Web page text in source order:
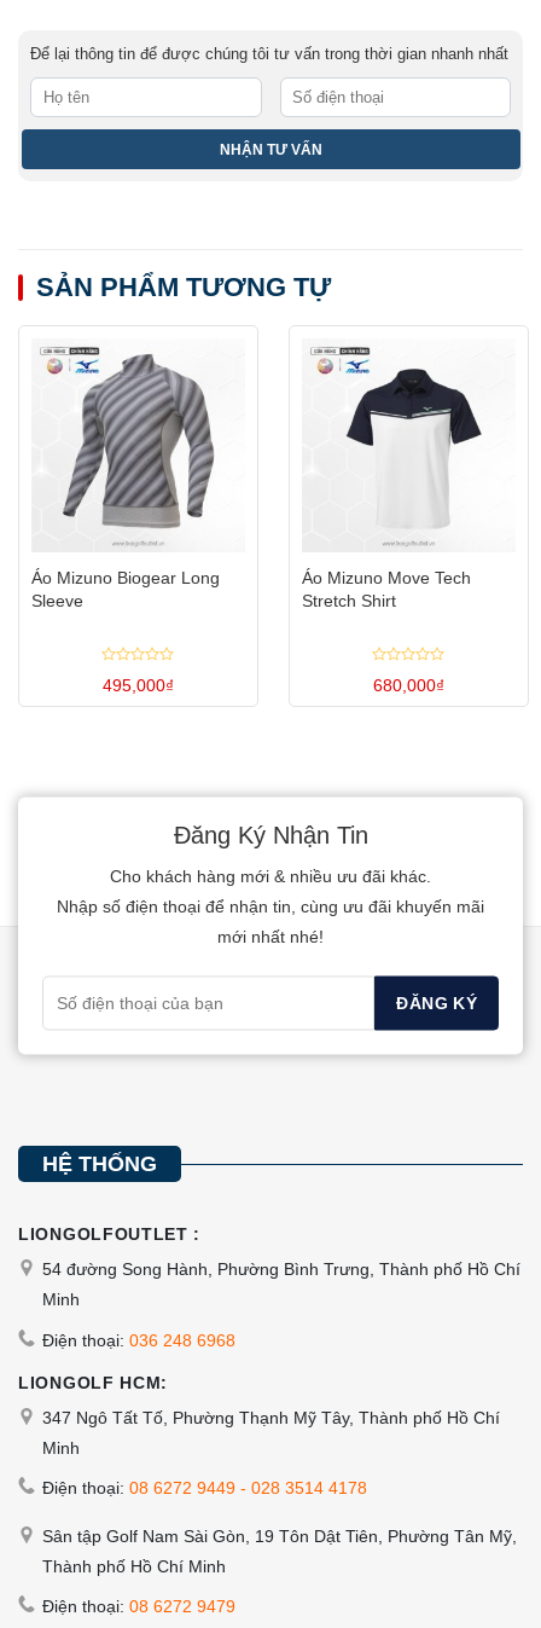
Để lại thông tin để được chúng tôi tư vấn trong thời gian nhanh nhất
SẢN PHẨM TƯƠNG TỰ
Áo Mizuno Biogear Long
Sleeve
xếp
hạng
495,000₫
Sản
có
thể.
thể
trên
trang
phẩm
Áo Mizuno Move Tech
Stretch Shirt
xếp
hạng
680,000₫
Sản
có
nhiều
biến
thể.
Các
thể
Đăng Ký Nhận Tin
Cho khách hàng mới & nhiều ưu đãi khác.
Nhập số điện thoại để nhận tin, cùng ưu đãi khuyến mãi
mới nhất nhé!
HỆ THỐNG
LIONGOLFOUTLET :
54 đường Song Hành, Phường Bình Trưng, Thành phố Hồ Chí
Minh
Điện thoại: 036 248 6968
LIONGOLF HCM:
347 Ngô Tất Tố, Phường Thạnh Mỹ Tây, Thành phố Hồ Chí
Minh
Điện thoại: 08 6272 9449 - 028 3514 4178
Sân tập Golf Nam Sài Gòn, 19 Tôn Dật Tiên, Phường Tân Mỹ,
Thành phố Hồ Chí Minh
Điện thoại: 08 6272 9479